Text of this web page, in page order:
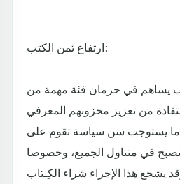
ارتفاع ثمن الكتب:
يساهم في حرمان فئة مهمة من
من تعزيز مخزونهم المعرفي
ما يستوجب سن سياسة تقوم على
في متناول الجميع، وخصوصا
يشجع هذا الإجراء شراء الكِـتاب